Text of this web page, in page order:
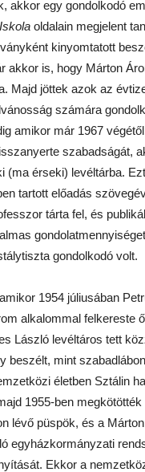
akkor egy gondolkodó
oldalain megjelent
kinyomtatott
akkor is, hogy Márton
Majd jöttek azok az
számára
amikor már 1967
szabadságát,
(ma érseki) levéltárba.
tartott előadás
tárta fel, és
gondolkodó volt.
1954 júliusában
alkalommal felkereste
László levéltáros tett
beszélt, mint
életben Sztálin
1955-ben
lévő püspök, és a
egyházkormányzati
Ekkor a